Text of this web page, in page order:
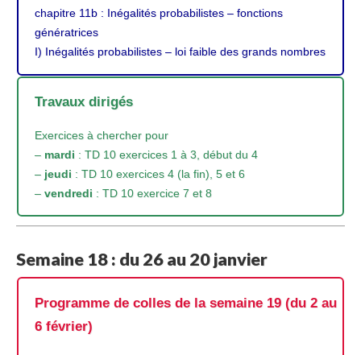
chapitre 11b : Inégalités probabilistes – fonctions
génératrices
I) Inégalités probabilistes – loi faible des grands nombres
Travaux dirigés
Exercices à chercher pour
– mardi : TD 10 exercices 1 à 3, début du 4
– jeudi : TD 10 exercices 4 (la fin), 5 et 6
– vendredi : TD 10 exercice 7 et 8
Semaine 18 : du 26 au 20 janvier
Programme de colles de la semaine 19 (du 2 au
6 février)